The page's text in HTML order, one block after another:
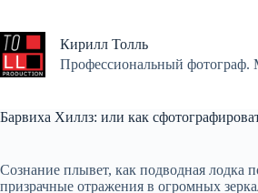
сути
Кирилл Толль
Профессиональный фотограф.
Барвиха Хиллз: или как
Сознание плывет, как подводная лодка
призрачные отражения в огромных